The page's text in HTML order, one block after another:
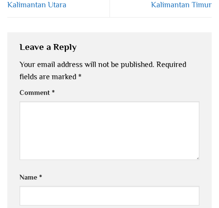
Kalimantan Utara
Kalimantan Timur
Leave a Reply
Your email address will not be published. Required
fields are marked *
Comment *
Name *